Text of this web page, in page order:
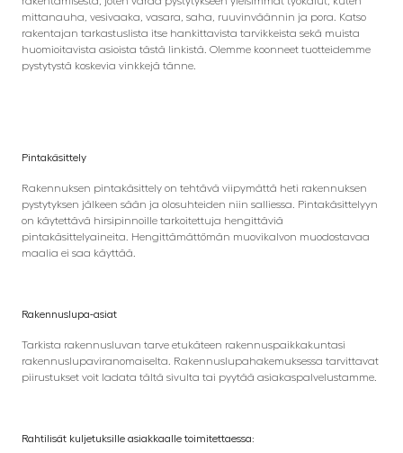
mittanauha, vesivaaka, vasara, saha, ruuvinväännin ja pora. Katso
rakentajan tarkastuslista itse hankittavista tarvikkeista sekä muista
huomioitavista asioista tästä linkistä. Olemme koonneet tuotteidemme
pystytystä koskevia vinkkejä tänne.
Pintakäsittely
Rakennuksen pintakäsittely on tehtävä viipymättä heti rakennuksen
pystytyksen jälkeen sään ja olosuhteiden niin salliessa. Pintakäsittelyyn
on käytettävä hirsipinnoille tarkoitettuja hengittäviä
pintakäsittelyaineita. Hengittämättömän muovikalvon muodostavaa
maalia ei saa käyttää.
Rakennuslupa-asiat
Tarkista rakennusluvan tarve etukäteen rakennuspaikkakuntasi
rakennuslupaviranomaiselta. Rakennuslupahakemuksessa tarvittavat
piirustukset voit ladata tältä sivulta tai pyytää asiakaspalvelustamme.
Rahtilisät kuljetuksille asiakkaalle toimitettaessa: